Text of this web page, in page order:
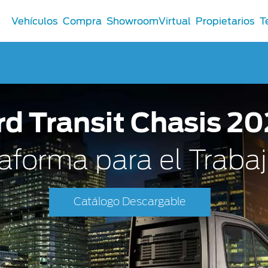
Ford
Distribuidor
Certificados
®
Vehículos Compra ShowroomVirtual Propietarios
Transit Chasis
para el
Catálogo Descargable